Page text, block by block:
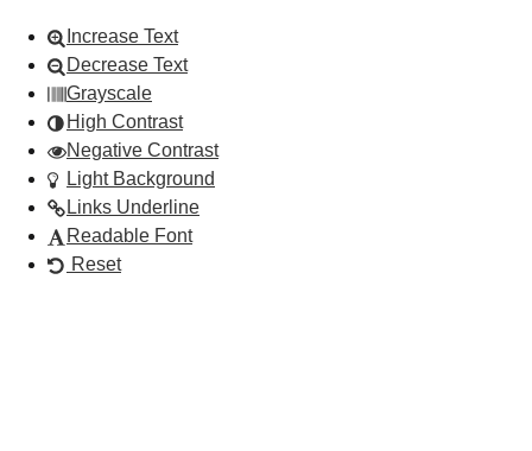
Increase Text
Decrease Text
Grayscale
High Contrast
Negative Contrast
Light Background
Links Underline
Readable Font
Reset